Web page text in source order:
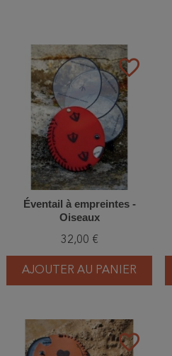
favorite_border
Éventail à empreintes -
Oiseaux
32,00 €
AJOUTER AU PANIER
favorite_border